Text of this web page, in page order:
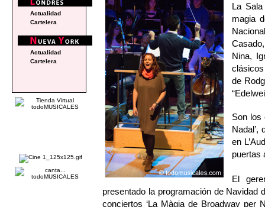
La Sala
magia
Nina,
de
Son los
Nadal’,
en
puertas
El
presentado la programación de Navidad
conciertos ‘La Màgia de Broadway per
Actualidad
Cartelera
Actualidad
Cartelera